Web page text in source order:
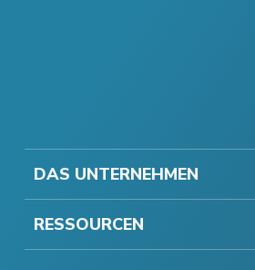
DAS UNTERNEHMEN
RESSOURCEN